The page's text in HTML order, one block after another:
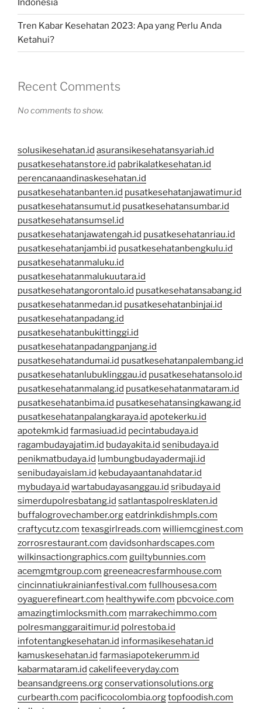
Indonesia
Tren Kabar Kesehatan 2023: Apa yang Perlu Anda
Ketahui?
Recent Comments
No comments to show.
solusikesehatan.id asuransikesehatansyariah.id
pusatkesehatanstore.id pabrikalatkesehatan.id
perencanaandinaskesehatan.id
pusatkesehatanbanten.id pusatkesehatanjawatimur.id
pusatkesehatansumut.id pusatkesehatansumbar.id
pusatkesehatansumsel.id
pusatkesehatanjawatengah.id pusatkesehatanriau.id
pusatkesehatanjambi.id pusatkesehatanbengkulu.id
pusatkesehatanmaluku.id
pusatkesehatanmalukuutara.id
pusatkesehatangorontalo.id pusatkesehatansabang.id
pusatkesehatanmedan.id pusatkesehatanbinjai.id
pusatkesehatanpadang.id
pusatkesehatanbukittinggi.id
pusatkesehatanpadangpanjang.id
pusatkesehatandumai.id pusatkesehatanpalembang.id
pusatkesehatanlubuklinggau.id pusatkesehatansolo.id
pusatkesehatanmalang.id pusatkesehatanmataram.id
pusatkesehatanbima.id pusatkesehatansingkawang.id
pusatkesehatanpalangkaraya.id apotekerku.id
apotekmk.id farmasiuad.id pecintabudaya.id
ragambudayajatim.id budayakita.id senibudaya.id
penikmatbudaya.id lumbungbudayadermaji.id
senibudayaislam.id kebudayaantanahdatar.id
mybudaya.id wartabudayasanggau.id sribudaya.id
simerdupolresbatang.id satlantaspolresklaten.id
buffalogrovechamber.orgeatdrinkdishmpls.com
craftycutz.com texasgirlreads.com williemcginest.com
zorrosrestaurant.com davidsonhardscapes.com
wilkinsactiongraphics.com guiltybunnies.com
acemgmtgroup.com greeneacresfarmhouse.com
cincinnatiukrainianfestival.com fullhousesa.com
oyaguerefineart.com healthywife.com pbcvoice.com
amazingtimlocksmith.com marrakechimmo.com
polresmanggaraitimur.id polrestoba.id
infotentangkesehatan.id informasikesehatan.id
kamuskesehatan.id farmasiapotekerumm.id
kabarmataram.id cakelifeeveryday.com
beansandgreens.orgconservationsolutions.org
curbearth.com pacificocolombia.orgtopfoodish.com